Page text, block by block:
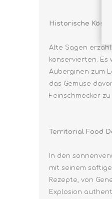
Historische
Alte Sagen
konservierten.
Auberginen zum
das Gemüse
Feinschmecker
Territorial Food
In den
mit seinem
Rezepte, von
Explosion